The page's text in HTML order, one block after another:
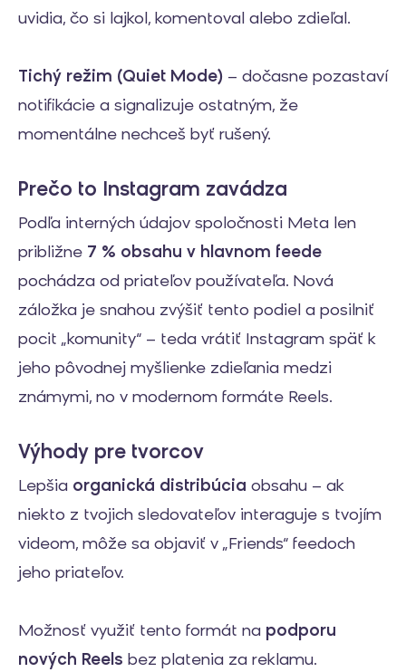
uvidia, čo si lajkol, komentoval alebo zdieľal.
Tichý režim (Quiet Mode) – dočasne pozastaví
notifikácie a signalizuje ostatným, že
momentálne nechceš byť rušený.
Prečo to Instagram zavádza
Podľa interných údajov spoločnosti Meta len
približne 7 % obsahu v hlavnom feede
pochádza od priateľov používateľa. Nová
záložka je snahou zvýšiť tento podiel a posilniť
pocit „komunity“ – teda vrátiť Instagram späť k
jeho pôvodnej myšlienke zdieľania medzi
známymi, no v modernom formáte Reels.
Výhody pre tvorcov
Lepšia organická distribúcia obsahu – ak
niekto z tvojich sledovateľov interaguje s tvojím
videom, môže sa objaviť v „Friends“ feedoch
jeho priateľov.
Možnosť využiť tento formát na podporu
nových Reels bez platenia za reklamu.